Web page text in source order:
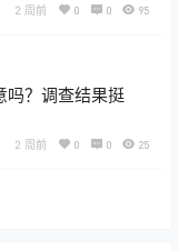
2 周前 0 0 95
吗？调查结果挺
2 周前 0 0 25